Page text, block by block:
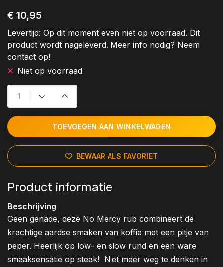
€ 10,95
Levertijd: Op dit moment even niet op voorraad. Dit
product wordt nageleverd. Meer info nodig? Neem
contact op!
Niet op voorraad
TOEVOEGEN AAN WINKELWAGEN
BEWAAR ALS FAVORIET
Product informatie
Beschrijving
Geen genade, deze No Mercy rub combineert de
krachtige aardse smaken van koffie met een pitje van
peper. Heerlijk op low- en slow rund en een ware
smaaksensatie op steak! Niet meer weg te denken in